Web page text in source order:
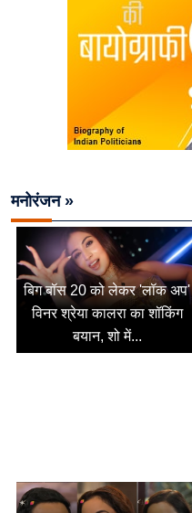
मनोरंजन »
बिग बॉस 20 को लेकर 'लॉक अप'
विनर श्रेया कालरा का शॉकिंग
बयान, शो में...